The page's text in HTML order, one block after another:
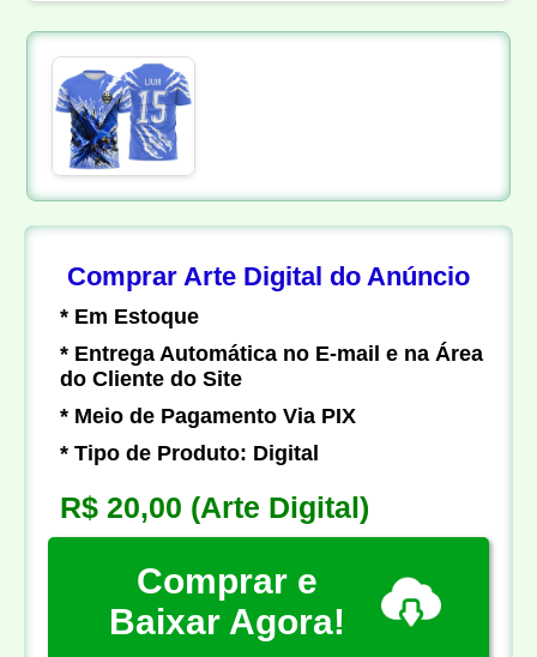
Comprar Arte Digital do Anúncio
* Em Estoque
* Entrega Automática no E-mail e na Área
do Cliente do Site
* Meio de Pagamento Via PIX
* Tipo de Produto: Digital
R$ 20,00 (Arte Digital)
Comprar e
Baixar Agora!